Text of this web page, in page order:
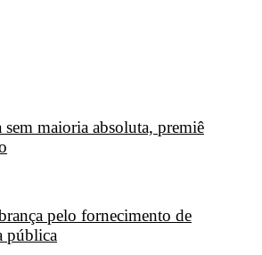
maioria absoluta, premiê
pelo fornecimento de
pública